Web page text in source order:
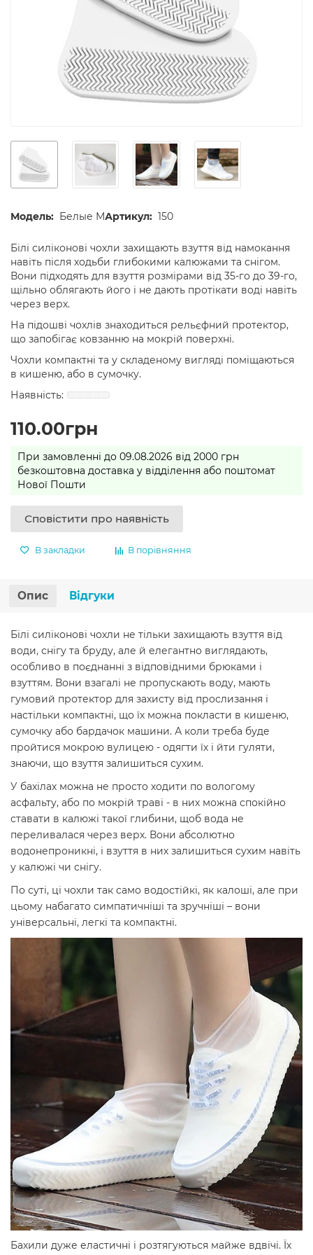
Модель: Белые МАртикул: 150
Білі силіконові чохли захищають взуття від намокання
навіть після ходьби глибокими калюжами та снігом.
Вони підходять для взуття розмірами від 35-го до 39-го,
щільно облягають його і не дають протікати воді навіть
через верх.
На підошві чохлів знаходиться рельєфний протектор,
що запобігає ковзанню на мокрій поверхні.
Чохли компактні та у складеному вигляді поміщаються
в кишеню, або в сумочку.
110.00грн
При замовленні до 09.08.2026 від 2000 грн
безкоштовна доставка у відділення або поштомат
Нової Пошти
Сповістити про наявність
В закладки В порівняння
Опис Відгуки
Білі силіконові чохли не тільки захищають взуття від
води, снігу та бруду, але й елегантно виглядають,
особливо в поєднанні з відповідними брюками і
взуттям. Вони взагалі не пропускають воду, мають
гумовий протектор для захисту від прослизання і
настільки компактні, що їх можна покласти в кишеню,
сумочку або бардачок машини. А коли треба буде
пройтися мокрою вулицею - одягти їх і йти гуляти,
знаючи, що взуття залишиться сухим.
У бахілах можна не просто ходити по вологому
асфальту, або по мокрій траві - в них можна спокійно
ставати в калюжі такої глибини, щоб вода не
переливалася через верх. Вони абсолютно
водонепроникні, і взуття в них залишиться сухим навіть
у калюжі чи снігу.
По суті, ці чохли так само водостійкі, як калоші, але при
цьому набагато симпатичніші та зручніші – вони
універсальні, легкі та компактні.
Бахили дуже еластичні і розтягуються майже вдвічі. Їх